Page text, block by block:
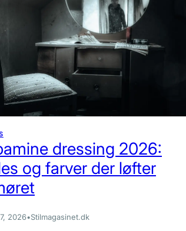
dressing 2026:
og farver der løfter
2026•Stilmagasinet.dk